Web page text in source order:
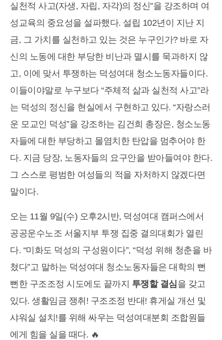
실천적 사고(자생, 자립, 자각)의 정신”을 강조하며 여
성교육의 중요성을 설파했다. 설립 102년이 지난 지
금, 그 가치를 실천하고 있는 것은 누구인가? 바로 자
신의 노동에 대한 부당한 비난과 멸시를 묵과하지 않
고, 이에 맞서 투쟁하는 덕성여대 청소노동자들이다.
이들이야말로 누구보다 “주체적 삶과 실천적 사고”라
는 덕성의 정신을 현실에서 구현하고 있다. “자랑스러
운 모교인 덕성”을 강조하는 김건희 총장은, 청소노동
자들에 대한 부당하고 몰염치한 탄압을 멈추어야 한
다. 지금 당장, 노동자들의 요구안을 받아들여야 한다.
그 스스로 평범한 여성들의 적을 자처하지 않겠다면
말이다.
오는 11월 9일(수) 오후2시반, 덕성여대 캠퍼스에서
공공운수노조 서울지부 투쟁 집중 결의대회가 열린
다. “미화도 덕성의 구성원이다”, “덕성 위해 청춘을 바
쳤다”고 말하는 덕성여대 청소노동자들은 대학의 뻔
뻔한 구조조정 시도에도 끝까지 투쟁할 결심 을 갖고
있다. 생활임금 쟁취! 구조조정 반대! 휴게실 개선 및
샤워실 설치!를 위해 싸우는 덕성여대분회 조합원들
에게 힘을 실을 때다. 🔥